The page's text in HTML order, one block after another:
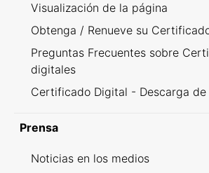
Visualización de la página
Obtenga / Renueve su
Preguntas Frecuentes sobre
digitales
Certificado Digital - Descarga
Prensa
Noticias en los medios